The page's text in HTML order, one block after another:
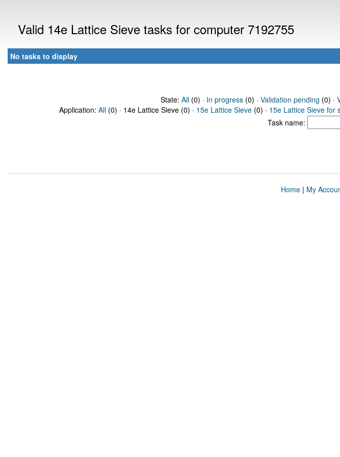
Valid 14e Lattice Sieve tasks for computer 7192755
No tasks to display
State: All(0) · In progress(0) · Validation pending (0) ·
Application: All (0) · 14e Lattice Sieve (0) · 15e Lattice Sieve (0) · 15e Lattice Sieve for
Task name:
Home| My